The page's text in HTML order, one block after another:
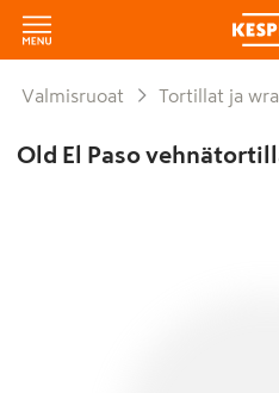
Valmisruoat Tortillat ja
Old El Paso